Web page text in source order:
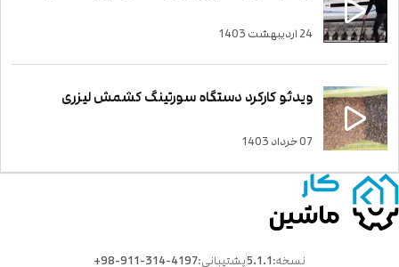
24 اردیبهشت 1403
ویدئو کارکرد دستگاه سورتینگ کشمش لیزری
07 خرداد 1403
نسخه:5.1.1پشتیبانی:+98-911-314-4197